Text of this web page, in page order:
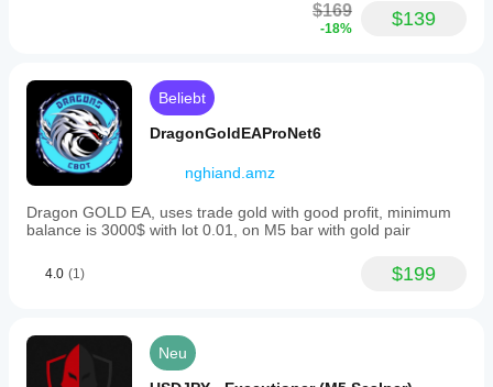
$169
-18% $139
Beliebt
DragonGoldEAProNet6
nghiand.amz
Dragon GOLD EA, uses trade gold with good profit, minimum
balance is 3000$ with lot 0.01, on M5 bar with gold pair
4.0 (1) $199
Neu